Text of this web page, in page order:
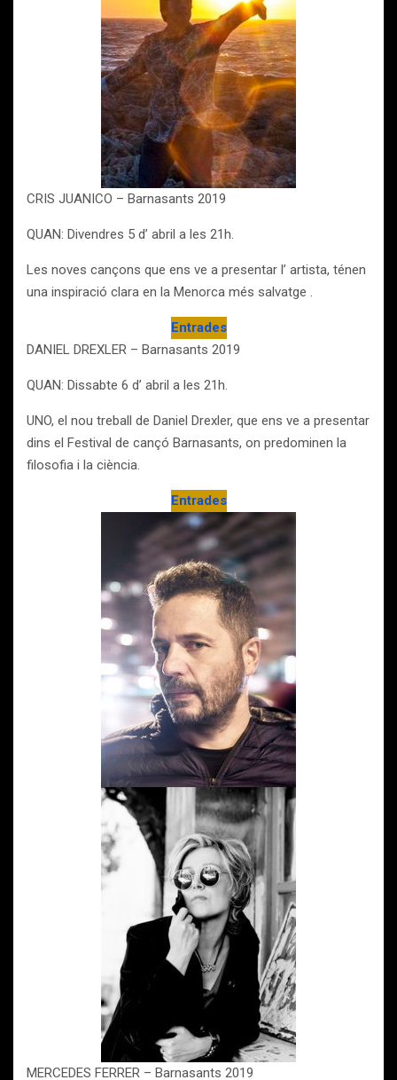
CRIS JUANICO – Barnasants 2019
QUAN: Divendres 5 d’ abril a les 21h.
Les noves cançons que ens ve a presentar l’ artista, ténen
una inspiració clara en la Menorca més salvatge .
Entrades
DANIEL DREXLER – Barnasants 2019
QUAN: Dissabte 6 d’ abril a les 21h.
UNO, el nou treball de Daniel Drexler, que ens ve a presentar
dins el Festival de cançó Barnasants, on predominen la
filosofia i la ciència.
Entrades
MERCEDES FERRER – Barnasants 2019